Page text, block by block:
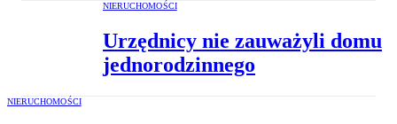
NIERUCHOMOŚCI
Urzędnicy nie zauważyli domu
jednorodzinnego
NIERUCHOMOŚCI